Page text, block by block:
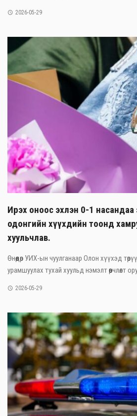
2026-05-29
Ирэх оноос эхлэн 0-1
одонгийн хүүхдийн тоонд
хуульчлав.
Өнөөдөр УИХ-ын чуулганаар Олон хүүхэд
урамшуулах тухай хуульд нэмэлт өөрчлөлт
2026-05-29